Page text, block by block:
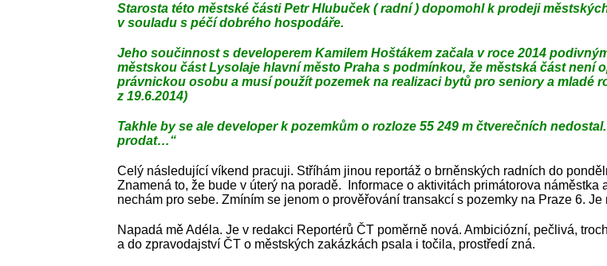
Starosta této městské části Petr Hlubuček ( radní ) dopomohl k prodeji
v souladu s péčí dobrého hospodáře.
Jeho součinnost s developerem Kamilem Hoštákem začala v roce 2014
městskou část Lysolaje hlavní město Praha s podmínkou, že městská část není
právnickou osobu a musí použít pozemek na realizaci bytů pro seniory a mladé
z 19.6.2014)
Takhle by se ale developer k pozemkům o rozloze 55 249 m čtverečních
prodat…“
Celý následující víkend pracuji. Stříhám jinou reportáž o brněnských radních do
Znamená to, že bude v úterý na poradě. Informace o aktivitách primátorova
nechám pro sebe. Zmíním se jenom o prověřování transakcí s pozemky na Praze 6.
Napadá mě Adéla. Je v redakci Reportérů ČT poměrně nová. Ambiciózní, pečlivá,
a do zpravodajství ČT o městských zakázkách psala i točila, prostředí zná.